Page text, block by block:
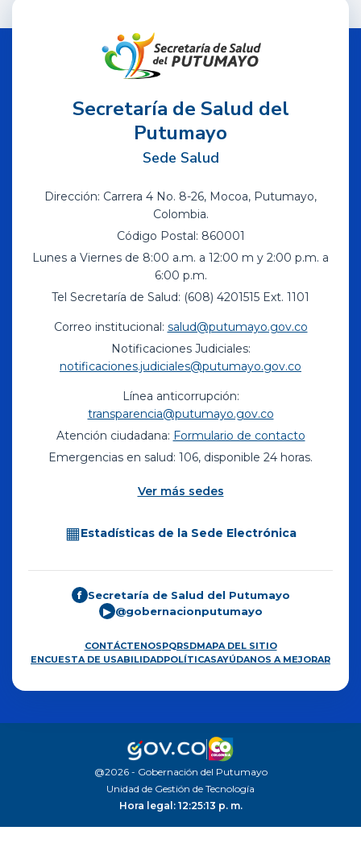
Secretaría de Salud del
Putumayo
Sede Salud
Dirección: Carrera 4 No. 8-26, Mocoa, Putumayo,
Colombia.
Código Postal: 860001
Lunes a Viernes de 8:00 a.m. a 12:00 m y 2:00 p.m. a
6:00 p.m.
Tel Secretaría de Salud: (608) 4201515 Ext. 1101
Correo institucional: salud@putumayo.gov.co
Notificaciones Judiciales:
notificaciones.judiciales@putumayo.gov.co
Línea anticorrupción:
transparencia@putumayo.gov.co
Atención ciudadana: Formulario de contacto
Emergencias en salud: 106, disponible 24 horas.
Ver más sedes
▦Estadísticas de la Sede Electrónica
f Secretaría de Salud del Putumayo
▶ @gobernacionputumayo
CONTÁCTENOSPQRSDMAPA DEL SITIO
ENCUESTA DE USABILIDADPOLÍTICASAYÚDANOS A MEJORAR
@2026 - Gobernación del Putumayo
Unidad de Gestión de Tecnología
Hora legal: 12:25:13 p. m.